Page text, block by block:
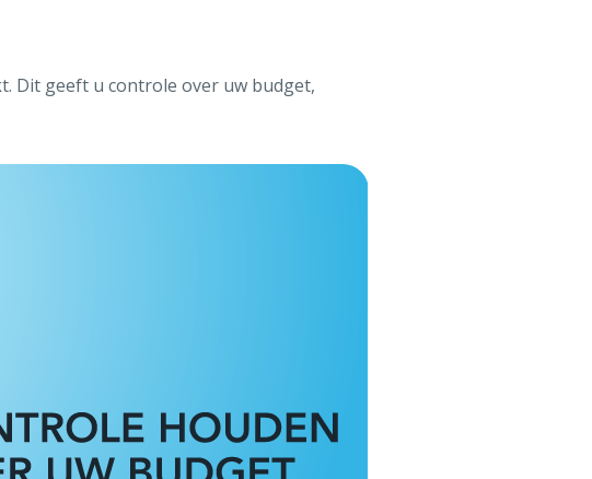
Dit geeft u controle over uw budget,